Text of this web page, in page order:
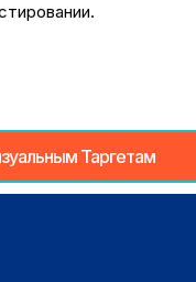
Таргетам